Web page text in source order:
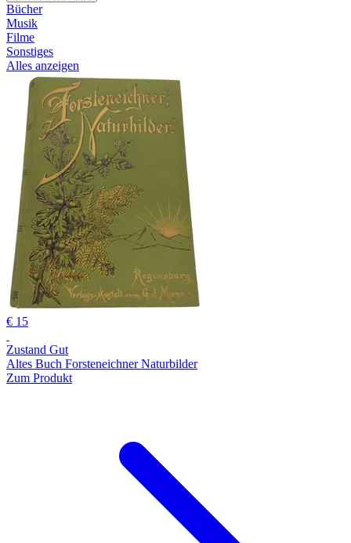
Bücher
Musik
Filme
Sonstiges
Alles anzeigen
€ 15
Zustand Gut
Altes Buch Forsteneichner Naturbilder
Zum Produkt